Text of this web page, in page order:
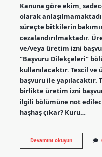
Kanuna göre ekim,
olarak
süreçte bitkilerin
cezalandırılmaktadır.
ve/veya üretim izni
“Başvuru Dilekçeleri”
kullanılacaktır. Tescil
başvuru ile yapılacaktır.
birlikte üretim izni
ilgili bölümüne not
haşhaş çıkar? Kuru…
Devamını okuyunHaşhaş
Üretim